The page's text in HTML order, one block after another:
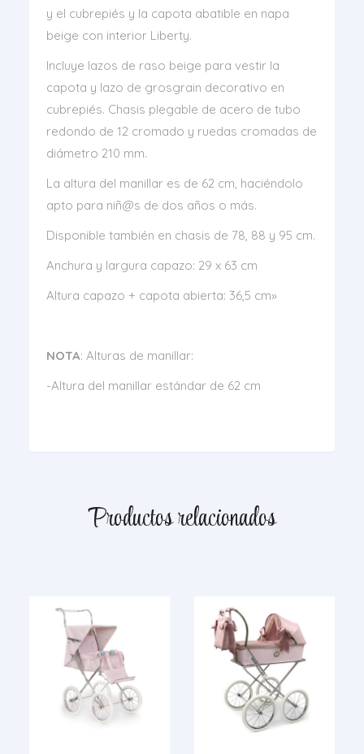
y el cubrepiés y la capota abatible en napa
beige con interior Liberty.
Incluye lazos de raso beige para vestir la
capota y lazo de grosgrain decorativo en
cubrepiés. Chasis plegable de acero de tubo
redondo de 12 cromado y ruedas cromadas de
diámetro 210 mm.
La altura del manillar es de 62 cm, haciéndolo
apto para niñ@s de dos años o más.
Disponible también en chasis de 78, 88 y 95 cm.
Anchura y largura capazo: 29 x 63 cm
Altura capazo + capota abierta: 36,5 cm»
NOTA: Alturas de manillar:
-Altura del manillar estándar de 62 cm
Productos relacionados